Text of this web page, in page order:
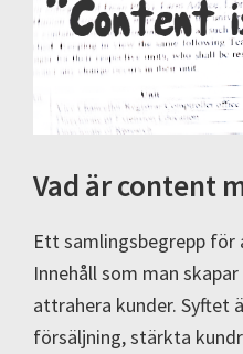
Vad är content
Ett samlingsbegrepp för
Innehåll som man
attrahera kunder. Syftet
försäljning, stärkta